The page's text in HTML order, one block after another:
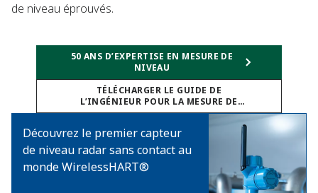
de niveau éprouvés.
50 ANS D’EXPERTISE EN MESURE DE
NIVEAU
TÉLÉCHARGER LE GUIDE DE
L’INGÉNIEUR POUR LA MESURE DE
NIVEAU
Découvrez le premier capteur
de niveau radar sans contact au
monde WirelessHART®